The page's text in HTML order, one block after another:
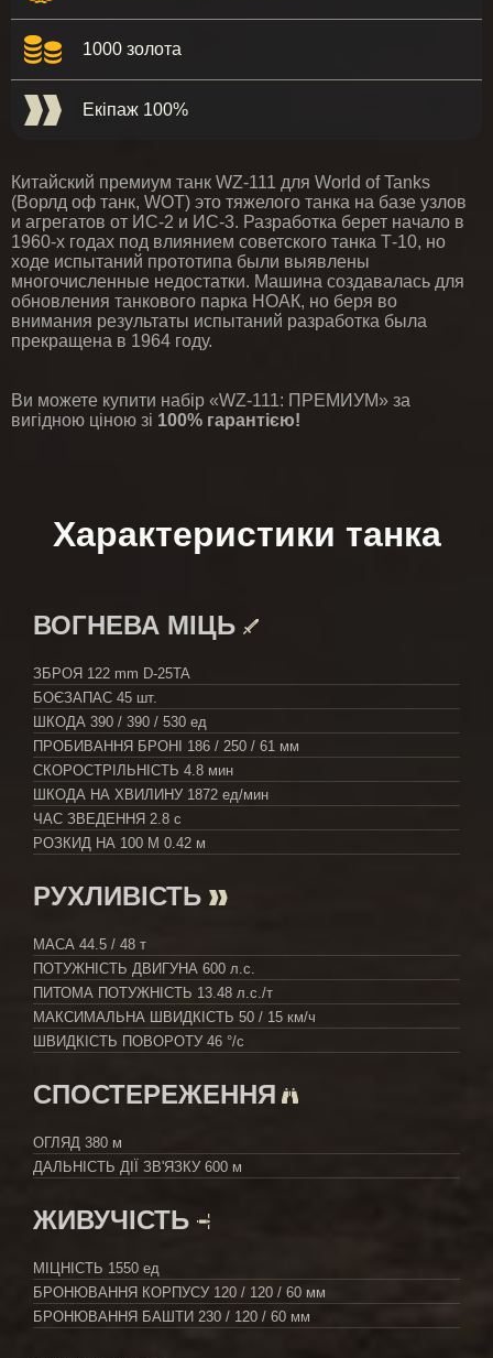
1000 золота
Екіпаж 100%
Китайский премиум танк WZ-111 для World of Tanks
(Ворлд оф танк, WOT) это тяжелого танка на базе узлов
и агрегатов от ИС-2 и ИС-3. Разработка берет начало в
1960-х годах под влиянием советского танка Т-10, но
ходе испытаний прототипа были выявлены
многочисленные недостатки. Машина создавалась для
обновления танкового парка НОАК, но беря во
внимания результаты испытаний разработка была
прекращена в 1964 году.
Ви можете купити набір «WZ-111: ПРЕМИУМ» за
вигідною ціною зі 100% гарантією!
Характеристики танка
ВОГНЕВА МІЦЬ
ЗБРОЯ 122 mm D-25TA
БОЄЗАПАС 45 шт.
ШКОДА 390 / 390 / 530 ед
ПРОБИВАННЯ БРОНІ 186 / 250 / 61 мм
СКОРОСТРІЛЬНІСТЬ 4.8 мин
ШКОДА НА ХВИЛИНУ 1872 ед/мин
ЧАС ЗВЕДЕННЯ 2.8 с
РОЗКИД НА 100 М 0.42 м
РУХЛИВІСТЬ
МАСА 44.5 / 48 т
ПОТУЖНІСТЬ ДВИГУНА 600 л.с.
ПИТОМА ПОТУЖНІСТЬ 13.48 л.с./т
МАКСИМАЛЬНА ШВИДКІСТЬ 50 / 15 км/ч
ШВИДКІСТЬ ПОВОРОТУ 46 °/с
СПОСТЕРЕЖЕННЯ
ОГЛЯД 380 м
ДАЛЬНІСТЬ ДІЇ ЗВ'ЯЗКУ 600 м
ЖИВУЧІСТЬ
МІЦНІСТЬ 1550 ед
БРОНЮВАННЯ КОРПУСУ 120 / 120 / 60 мм
БРОНЮВАННЯ БАШТИ 230 / 120 / 60 мм